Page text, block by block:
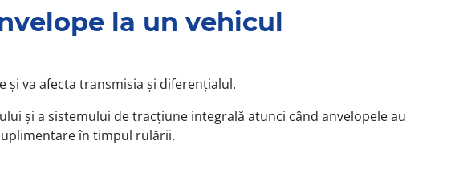
la un vehicul
și va afecta transmisia și diferențialul.
și a sistemului de tracțiune integrală atunci când anvelopele au
în timpul rulării.